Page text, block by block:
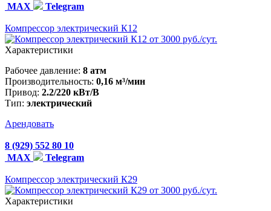
MAX
Telegram
Компрессор электрический К12
от 3000 руб./сут.
Характеристики
Рабочее давление: 8 атм
Производительность: 0,16 м³/мин
Привод: 2.2/220 кВт/В
Тип: электрический
Арендовать
8 (929) 552 80 10
MAX
Telegram
Компрессор электрический К29
от 3000 руб./сут.
Характеристики